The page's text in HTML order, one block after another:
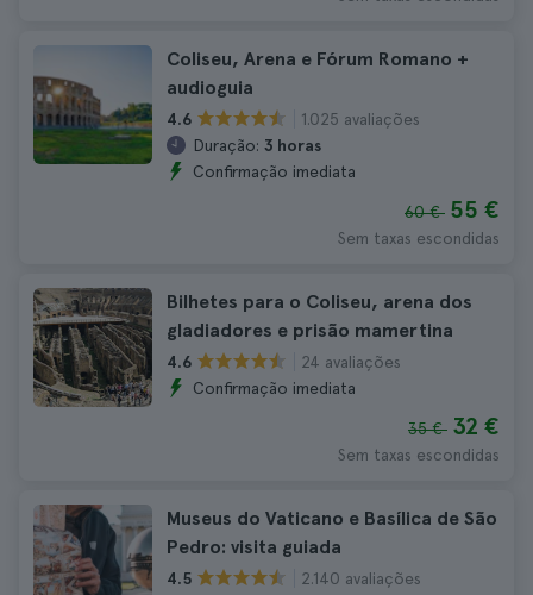
Coliseu, Arena e Fórum Romano +
audioguia
4.6
1.025 avaliações
Duração: 3 horas
Confirmação imediata
60 € 55 €
Sem taxas escondidas
Bilhetes para o Coliseu, arena dos
gladiadores e prisão mamertina
4.6
24 avaliações
Confirmação imediata
35 € 32 €
Sem taxas escondidas
Museus do Vaticano e Basílica de São
Pedro: visita guiada
4.5 2.140 avaliações